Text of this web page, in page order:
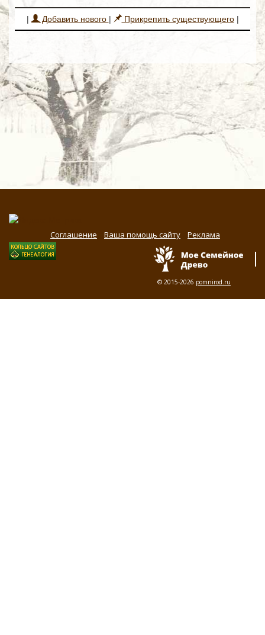
| Добавить нового | Прикрепить существующего|
Соглашение Ваша помощь сайту Реклама
© 2015-2026 pomnirod.ru